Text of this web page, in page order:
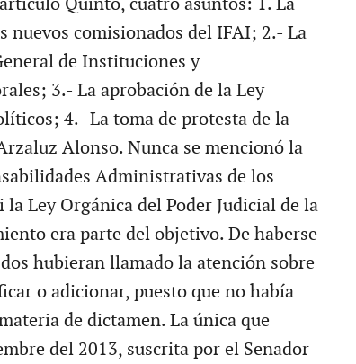
Quinto, cuatro asuntos: 1. La
nuevos comisionados del IFAI; 2.- La
de Instituciones y
3.- La aprobación de la Ley
4.- La toma de protesta de la
Alonso. Nunca se mencionó la
Administrativas de los
Ley Orgánica del Poder Judicial de la
era parte del objetivo. De haberse
hubieran llamado la atención sobre
o adicionar, puesto que no había
de dictamen. La única que
del 2013, suscrita por el Senador